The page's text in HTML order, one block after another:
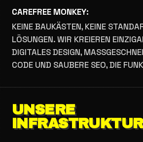
CAREFREE MONKEY:
KEINE BAUKÄSTEN, KEINE
LÖSUNGEN. WIR KREIEREN
DIGITALES DESIGN,
ODE UND SAUBERE SEO, DIE
UNSERE
INFRASTRUKTUR